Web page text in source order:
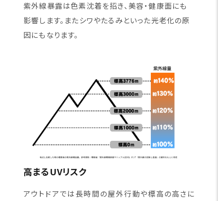
紫外線暴露は色素沈着を招き、美容・健康面にも
影響します。またシワやたるみといった光老化の原
因にもなります。
高まるUVリスク
アウトドアでは長時間の屋外行動や標高の高さに